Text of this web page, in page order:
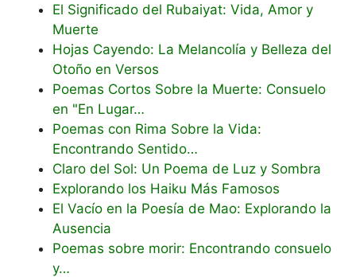
El Significado del Rubaiyat: Vida, Amor y
Muerte
Hojas Cayendo: La Melancolía y Belleza del
Otoño en Versos
Poemas Cortos Sobre la Muerte: Consuelo
en "En Lugar…
Poemas con Rima Sobre la Vida:
Encontrando Sentido…
Claro del Sol: Un Poema de Luz y Sombra
Explorando los Haiku Más Famosos
El Vacío en la Poesía de Mao: Explorando la
Ausencia
Poemas sobre morir: Encontrando consuelo
y…